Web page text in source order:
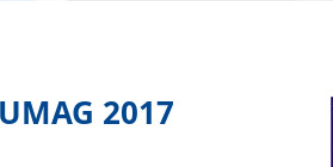
2017